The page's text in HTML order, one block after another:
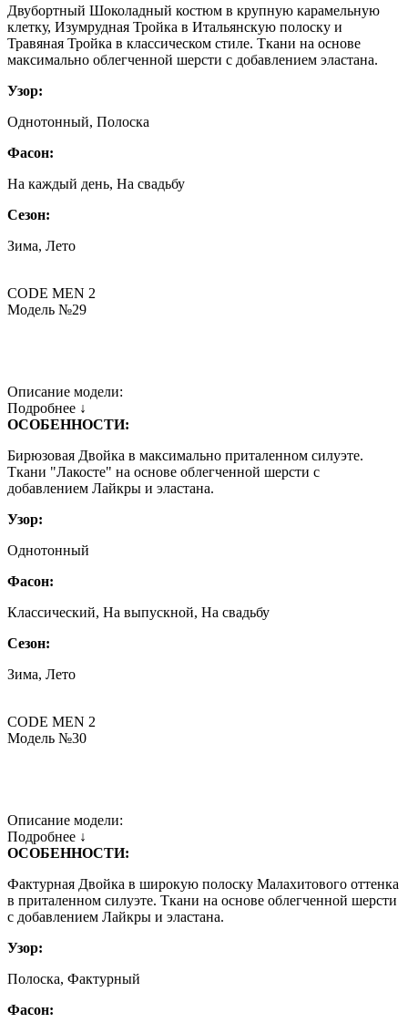
Двубортный Шоколадный костюм в крупную карамельную
клетку, Изумрудная Тройка в Итальянскую полоску и
Травяная Тройка в классическом стиле. Ткани на основе
максимально облегченной шерсти с добавлением эластана.
Узор:
Однотонный, Полоска
Фасон:
На каждый день, На свадьбу
Сезон:
Зима, Лето
CODE MEN 2
Модель №29
Описание модели:
Подробнее ↓
ОСОБЕННОСТИ:
Бирюзовая Двойка в максимально приталенном силуэте.
Ткани "Лакосте" на основе облегченной шерсти с
добавлением Лайкры и эластана.
Узор:
Однотонный
Фасон:
Классический, На выпускной, На свадьбу
Сезон:
Зима, Лето
CODE MEN 2
Модель №30
Описание модели:
Подробнее ↓
ОСОБЕННОСТИ:
Фактурная Двойка в широкую полоску Малахитового оттенка
в приталенном силуэте. Ткани на основе облегченной шерсти
с добавлением Лайкры и эластана.
Узор:
Полоска, Фактурный
Фасон: